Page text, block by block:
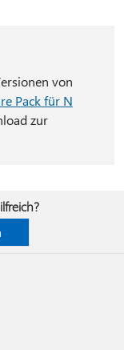
von
Pack für N
zur